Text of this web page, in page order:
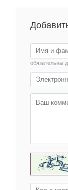
обязательны